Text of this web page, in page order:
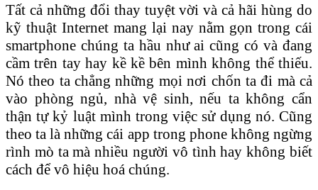
Tất cả những đổi thay tuyệt vời và cả hãi hùng do
kỹ thuật Internet mang lại nay nằm gọn trong cái
smartphone chúng ta hầu như ai cũng có và đang
cầm trên tay hay kề kề bên mình không thể thiếu.
Nó theo ta chẳng những mọi nơi chốn ta đi mà cả
vào phòng ngủ, nhà vệ sinh, nếu ta không cẩn
thận tự kỷ luật mình trong việc sử dụng nó. Cũng
theo ta là những cái app trong phone không ngừng
rình mò ta mà nhiều người vô tình hay không biết
cách để vô hiệu hoá chúng.